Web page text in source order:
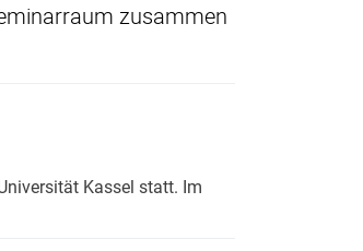
zusammen
Kassel statt. Im